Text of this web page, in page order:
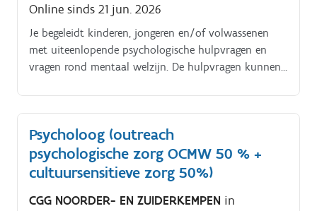
Online sinds 21 jun. 2026
Je begeleidt kinderen, jongeren en/of volwassenen
met uiteenlopende psychologische hulpvragen en
vragen rond mentaal welzijn. De hulpvragen kunnen
somberheid, zelfbeeld, relaties, levensfasevragen of
herstel na moeilijke periodes.
Psycholoog (outreach
psychologische zorg OCMW 50 % +
cultuursensitieve zorg 50%)
CGG NOORDER- EN ZUIDERKEMPEN in